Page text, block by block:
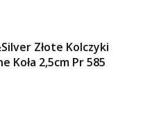
Złote Kolczyki
Koła 2,5cm Pr 585